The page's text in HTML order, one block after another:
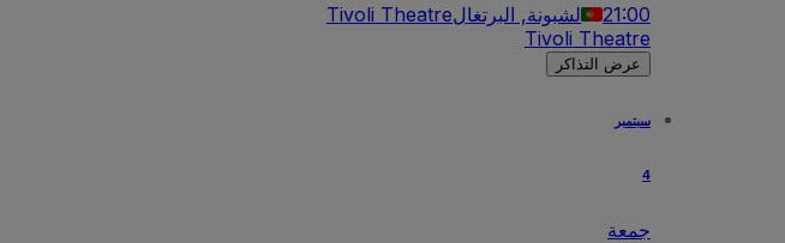
21:00 لشبونة, البرتغالTivoli Theatre
Tivoli Theatre
عرض التذاكر
سبتمبر
4
جمعة